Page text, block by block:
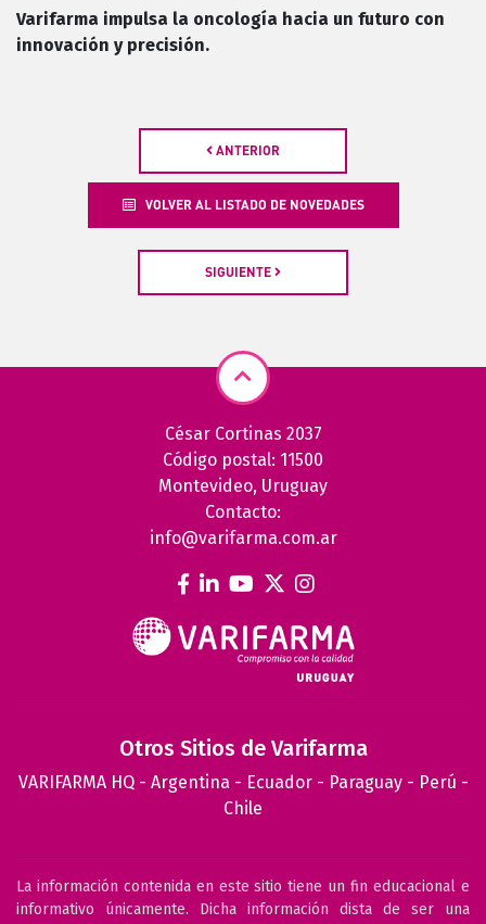
Varifarma impulsa la oncología hacia un futuro con
innovación y precisión.
ANTERIOR
VOLVER AL LISTADO DE NOVEDADES
SIGUIENTE
César Cortinas 2037
Código postal: 11500
Montevideo, Uruguay
Contacto:
info@varifarma.com.ar
Otros Sitios de Varifarma
VARIFARMA HQ- Argentina - Ecuador- Paraguay- Perú -
Chile
La información contenida en este sitio tiene un fin educacional e
informativo únicamente. Dicha información dista de ser una